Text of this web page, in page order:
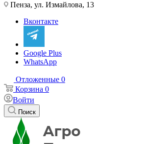
Пенза, ул. Измайлова, 13
Вконтакте
Google Plus
WhatsApp
Отложенные 0
Корзина 0
Войти
Поиск